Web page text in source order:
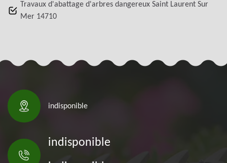
Travaux d'abattage d'arbres dangereux Saint Laurent Sur
Mer 14710
indisponible
indisponible